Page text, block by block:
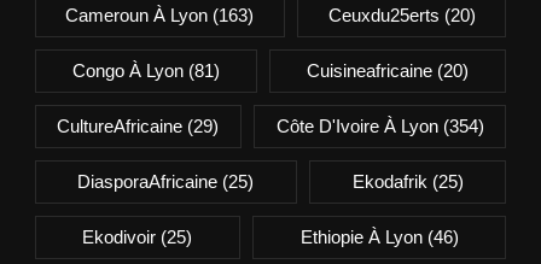
Cameroun À Lyon (163) Ceuxdu25erts (20)
Congo À Lyon(81) Cuisineafricaine (20)
CultureAfricaine (29) Côte D'Ivoire À Lyon(354)
DiasporaAfricaine (25) Ekodafrik (25)
Ekodivoir (25) Ethiopie À Lyon(46)